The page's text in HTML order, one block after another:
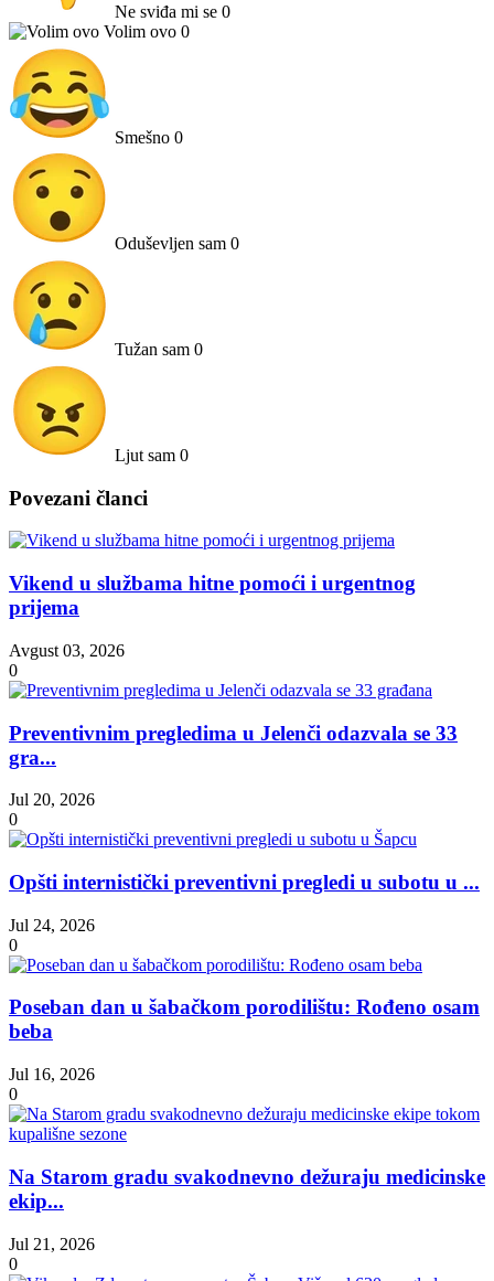
Ne sviđa mi se 0
Volim ovo 0
Smešno 0
Oduševljen sam 0
Tužan sam 0
Ljut sam 0
Povezani članci
Vikend u službama hitne pomoći i urgentnog
prijema
Avgust 03, 2026
0
Preventivnim pregledima u Jelenči odazvala se 33
gra...
Jul 20, 2026
0
Opšti internistički preventivni pregledi u subotu u ...
Jul 24, 2026
0
Poseban dan u šabačkom porodilištu: Rođeno osam
beba
Jul 16, 2026
0
Na Starom gradu svakodnevno dežuraju medicinske
ekip...
Jul 21, 2026
0